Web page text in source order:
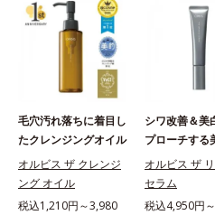
毛穴汚れ落ちに着目し
たクレンジングオイル
オルビス ザ クレンジ
ング オイル
税込1,210円～3,980
シワ改善＆美
プローチする
オルビス ザ
セラム
税込4,950円